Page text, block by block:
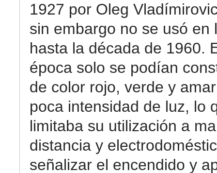
1927 por Oleg
sin embargo no se usó en
hasta la década de 1960.
época solo se podían
de color rojo, verde y
poca intensidad de luz, lo
limitaba su utilización a
distancia y
señalizar el encendido y